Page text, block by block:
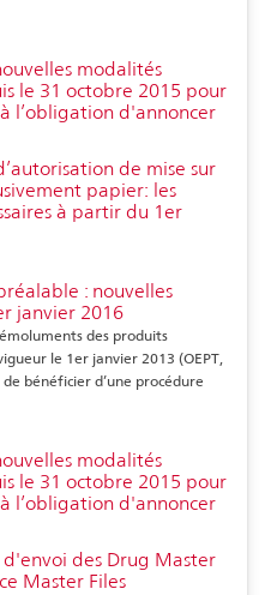
modalités
le 31 octobre 2015 pour
l’obligation d'annoncer
de mise sur
papier: les
à partir du 1er
: nouvelles
janvier 2016
des produits
le 1er janvier 2013 (OEPT,
bénéficier d’une procédure
modalités
le 31 octobre 2015 pour
l’obligation d'annoncer
d'envoi des Drug Master
Master Files